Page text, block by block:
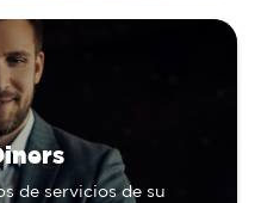
de servicios de su